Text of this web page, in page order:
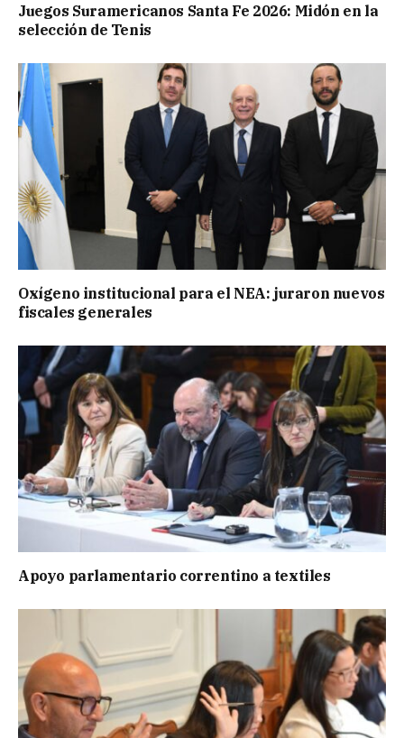
Juegos Suramericanos Santa Fe 2026: Midón en la
selección de Tenis
Oxígeno institucional para el NEA: juraron nuevos
fiscales generales
Apoyo parlamentario correntino a textiles